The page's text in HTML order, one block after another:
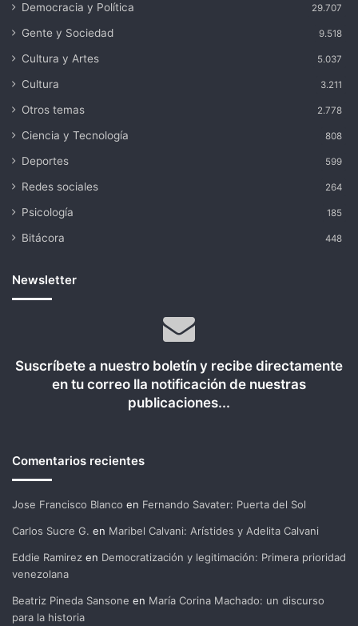
Democracia y Política 29.707
Gente y Sociedad 9.518
Cultura y Artes 5.037
Cultura 3.211
Otros temas 2.778
Ciencia y Tecnología 808
Deportes 599
Redes sociales 264
Psicología 185
Bitácora 448
Newsletter
Suscríbete a nuestro boletín y recibe directamente
en tu correo lla notificación de nuestras
publicaciones...
Comentarios recientes
Jose Francisco Blanco en Fernando Savater: Puerta del Sol
Carlos Sucre G. en Maribel Calvani: Arístides y Adelita Calvani
Eddie Ramirez en Democratización y legitimación: Primera prioridad
venezolana
Beatriz Pineda Sansone en María Corina Machado: un discurso
para la historia